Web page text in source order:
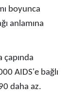
boyunca
anlamına
çapında
AIDS'e bağlı
daha az.